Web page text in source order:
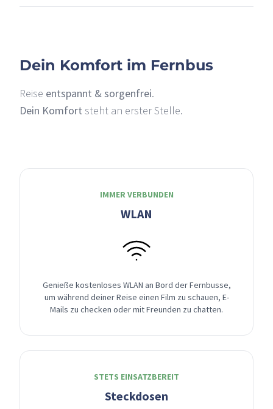
Dein Komfort im Fernbus
Reise entspannt & sorgenfrei.
Dein Komfort steht an erster Stelle.
IMMER VERBUNDEN
WLAN
Genieße kostenloses WLAN an Bord der Fernbusse,
um während deiner Reise einen Film zu schauen, E-
Mails zu checken oder mit Freunden zu chatten.
STETS EINSATZBEREIT
Steckdosen